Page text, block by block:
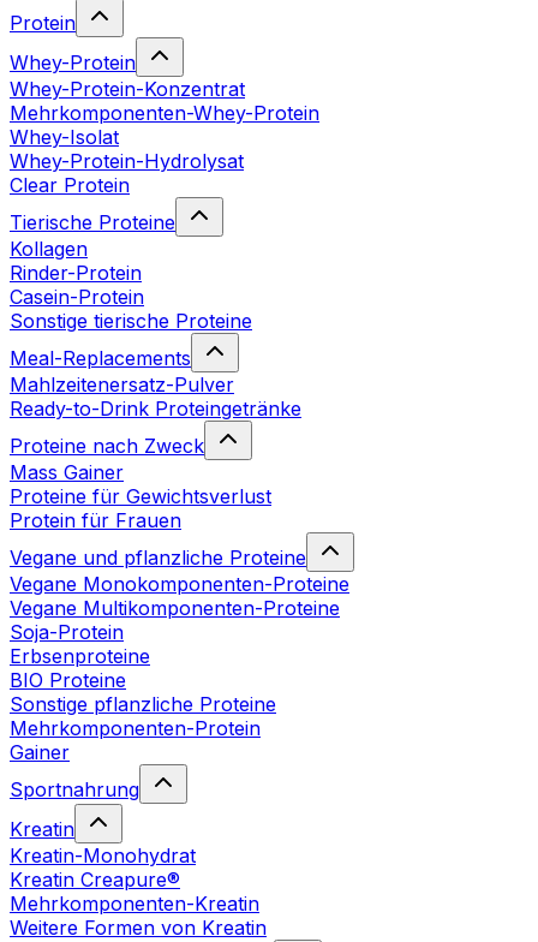
Protein
Whey-Protein
Whey-Protein-Konzentrat
Mehrkomponenten-Whey-Protein
Whey-Isolat
Whey-Protein-Hydrolysat
Clear Protein
Tierische Proteine
Kollagen
Rinder-Protein
Casein-Protein
Sonstige tierische Proteine
Meal-Replacements
Mahlzeitenersatz-Pulver
Ready-to-Drink Proteingetränke
Proteine nach Zweck
Mass Gainer
Proteine für Gewichtsverlust
Protein für Frauen
Vegane und pflanzliche Proteine
Vegane Monokomponenten-Proteine
Vegane Multikomponenten-Proteine
Soja-Protein
Erbsenproteine
BIO Proteine
Sonstige pflanzliche Proteine
Mehrkomponenten-Protein
Gainer
Sportnahrung
Kreatin
Kreatin-Monohydrat
Kreatin Creapure®
Mehrkomponenten-Kreatin
Weitere Formen von Kreatin